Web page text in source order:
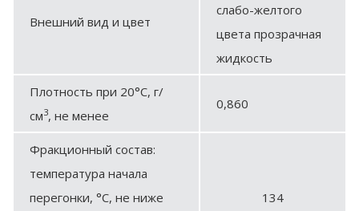
Внешний вид и цвет
слабо-желтого
цвета прозрачная
жидкость
Плотность при 20°С, г/
см3, не менее
0,860
Фракционный состав:
температура начала
перегонки, °С, не ниже
134